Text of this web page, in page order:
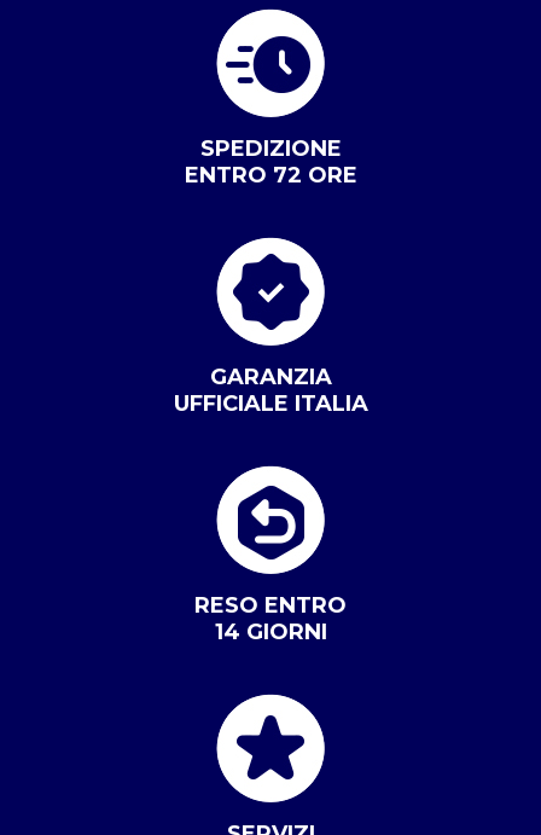
SPEDIZIONE
ENTRO 72 ORE
GARANZIA
UFFICIALE ITALIA
RESO ENTRO
14 GIORNI